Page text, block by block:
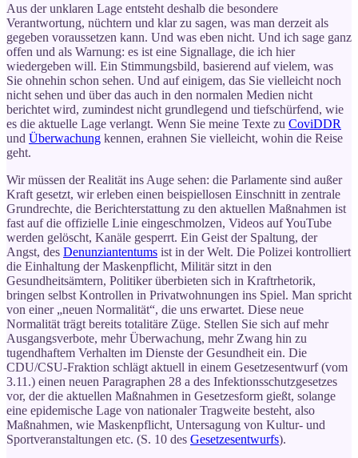
Aus der unklaren Lage entsteht deshalb die besondere
Verantwortung, nüchtern und klar zu sagen, was man derzeit als
gegeben voraussetzen kann. Und was eben nicht. Und ich sage ganz
offen und als Warnung: es ist eine Signallage, die ich hier
wiedergeben will. Ein Stimmungsbild, basierend auf vielem, was
Sie ohnehin schon sehen. Und auf einigem, das Sie vielleicht noch
nicht sehen und über das auch in den normalen Medien nicht
berichtet wird, zumindest nicht grundlegend und tiefschürfend, wie
es die aktuelle Lage verlangt. Wenn Sie meine Texte zu CoviDDR
und Überwachung kennen, erahnen Sie vielleicht, wohin die Reise
geht.
Wir müssen der Realität ins Auge sehen: die Parlamente sind außer
Kraft gesetzt, wir erleben einen beispiellosen Einschnitt in zentrale
Grundrechte, die Berichterstattung zu den aktuellen Maßnahmen ist
fast auf die offizielle Linie eingeschmolzen, Videos auf YouTube
werden gelöscht, Kanäle gesperrt. Ein Geist der Spaltung, der
Angst, des Denunziantentums ist in der Welt. Die Polizei kontrolliert
die Einhaltung der Maskenpflicht, Militär sitzt in den
Gesundheitsämtern, Politiker überbieten sich in Kraftrhetorik,
bringen selbst Kontrollen in Privatwohnungen ins Spiel. Man spricht
von einer „neuen Normalität“, die uns erwartet. Diese neue
Normalität trägt bereits totalitäre Züge. Stellen Sie sich auf mehr
Ausgangsverbote, mehr Überwachung, mehr Zwang hin zu
tugendhaftem Verhalten im Dienste der Gesundheit ein. Die
CDU/CSU-Fraktion schlägt aktuell in einem Gesetzesentwurf (vom
3.11.) einen neuen Paragraphen 28 a des Infektionsschutzgesetzes
vor, der die aktuellen Maßnahmen in Gesetzesform gießt, solange
eine epidemische Lage von nationaler Tragweite besteht, also
Maßnahmen, wie Maskenpflicht, Untersagung von Kultur- und
Sportveranstaltungen etc. (S. 10 des Gesetzesentwurfs).